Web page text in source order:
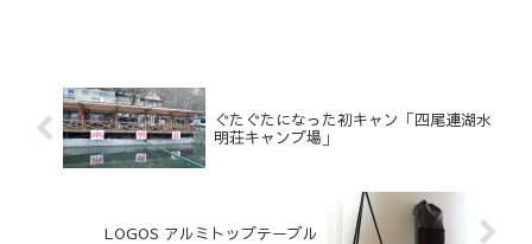
ぐたぐたになった初キャン「四尾連湖水
明荘キャンプ場」
LOGOS アルミトップテーブル